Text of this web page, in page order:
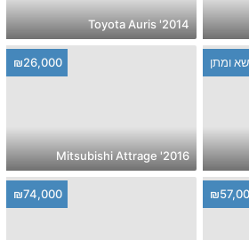
2014' Toyota Auris
ומתן ₪26,000
2016' Mitsubishi Attrage
₪74,000